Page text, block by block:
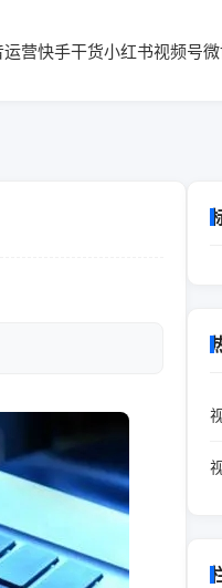
营快手干货小红书视频号